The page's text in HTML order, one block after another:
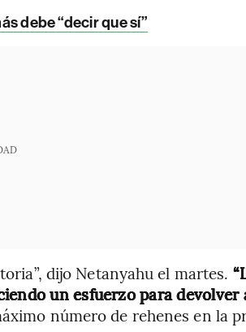
debe “decir que sí”
dijo Netanyahu el martes.
un esfuerzo para devolver
número de rehenes en la